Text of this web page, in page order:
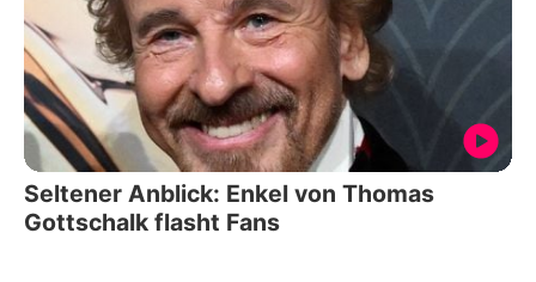
Seltener Anblick: Enkel von Thomas
Gottschalk flasht Fans